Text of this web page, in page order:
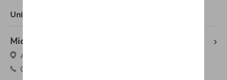
Uniquement entretien et services
Michaël Mazuin Fosses-la-Ville CUPRA
Avenue des Déportés 32, 5070 Fosses-la-Ville
071/71.11.58